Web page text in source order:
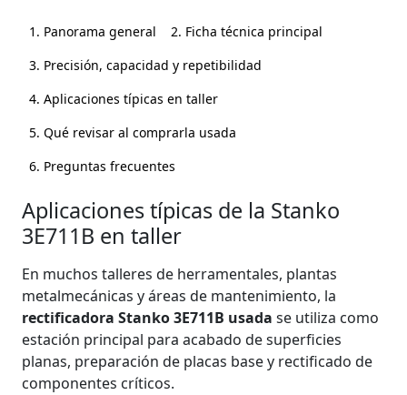
1. Panorama general
2. Ficha técnica principal
3. Precisión, capacidad y repetibilidad
4. Aplicaciones típicas en taller
5. Qué revisar al comprarla usada
6. Preguntas frecuentes
Aplicaciones típicas de la Stanko
3E711B en taller
En muchos talleres de herramentales, plantas
metalmecánicas y áreas de mantenimiento, la
rectificadora Stanko 3E711B usada se utiliza como
estación principal para acabado de superficies
planas, preparación de placas base y rectificado de
componentes críticos.